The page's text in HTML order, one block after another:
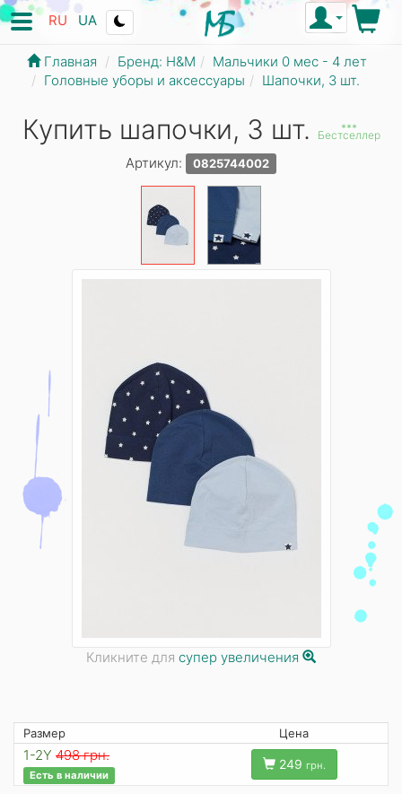
RU UA
Главная Бренд: Н&М
Мальчики 0 мес - 4 лет
Головные уборы и аксессуары
Шапочки, 3 шт.
Купить шапочки, 3 шт. ***
Бестселлер
Артикул: 0825744002
Кликните для супер увеличения
Размер Цена
1-2Y 498 грн.
Есть в наличии
249 грн.